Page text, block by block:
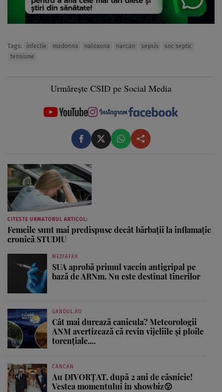
Tags: infectie madonna naloxona narcan sepsis
soc septic
tensiune
Urmărește CSID pe Social Media
CITESTE URMATORUL ARTICOL:
Femeile sunt mai predispuse decât bărbații la inflamație
cronică STUDIU
MEDIAFAX
SUA aprobă primul vaccin antigripal pe
bază de ARNm. Nu este destinat tinerilor
GANDUL.RO
Cât mai durează canicula? Meteorologii
ANM avertizează că revin vijeliile și ploile
torențiale....
CANCAN
Au DIVORȚAT, după 2 ani de căsnicie!
Vestea momentului în showbiz😮